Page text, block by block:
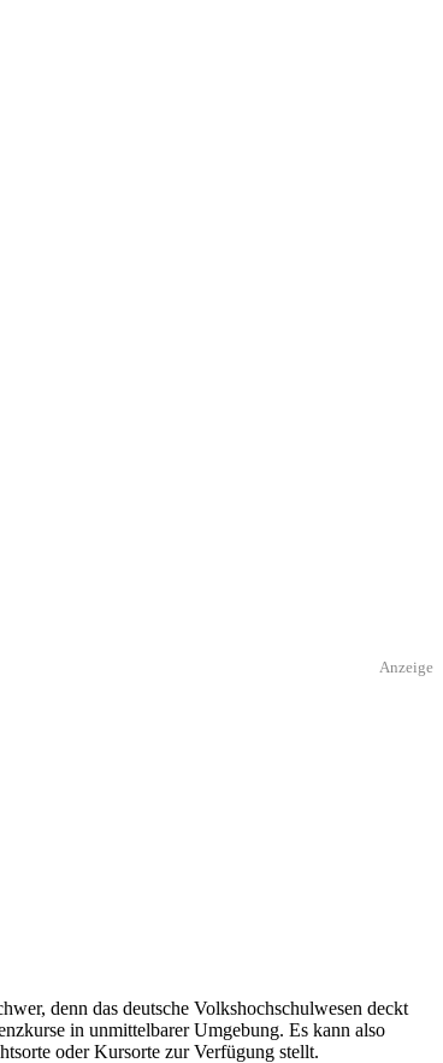
Anzeige
denn das deutsche Volkshochschulwesen deckt
in unmittelbarer Umgebung. Es kann also
oder Kursorte zur Verfügung stellt.